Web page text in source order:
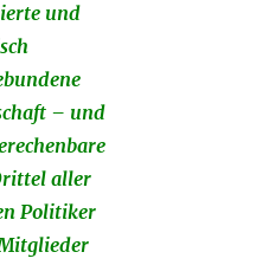
und
– und
aller
Politiker